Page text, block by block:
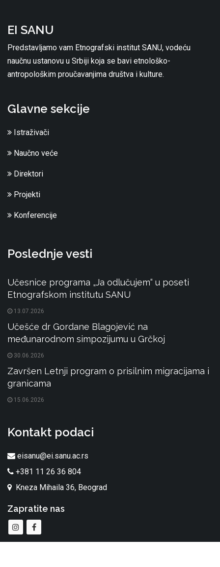
EI SANU
Predstavljamo vam Etnografski institut SANU, vodeću
naučnu ustanovu u Srbiji koja se bavi etnološko-
antropološkim proučavanjima društva i kulture.
Glavne sekcije
Istraživači
Naučno veće
Direktori
Projekti
Konferencije
Poslednje vesti
Učesnice programa „Ja odlučujem“ u poseti
Etnografskom institutu SANU
13.07.2026
Učešće dr Gordane Blagojević na
međunarodnom simpozijumu u Grčkoj
30.06.2026
Završen Letnji program o prisilnim migracijama i
granicama
15.06.2026
Kontakt podaci
eisanu@ei.sanu.ac.rs
+381 11 26 36 804
Kneza Mihaila 36, Beograd
Zapratite nas